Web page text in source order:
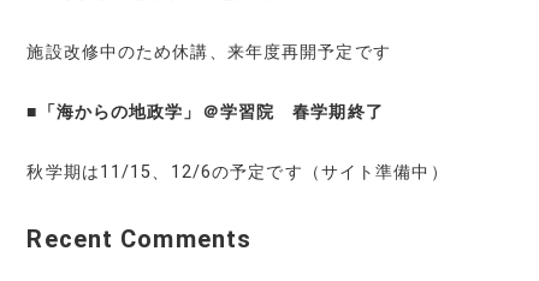
施設改修中のため休講、来年度再開予定です
■ 「海からの地政学」＠学習院 春学期終了
秋学期は11/15、12/6の予定です（サイト準備中）
Recent Comments